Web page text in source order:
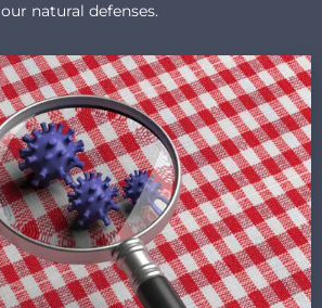
our natural defenses.